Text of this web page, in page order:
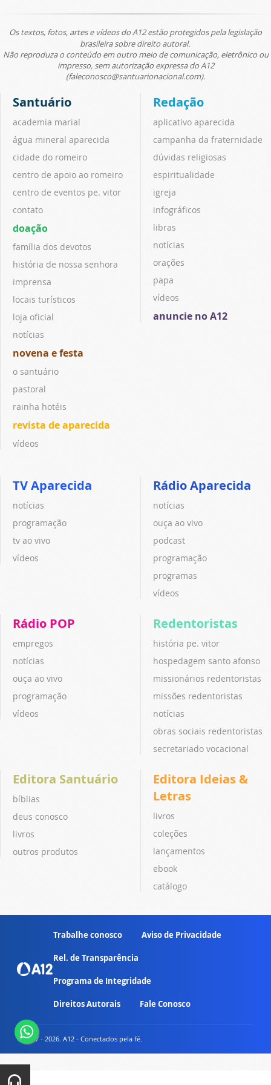
Os textos, fotos, artes e vídeos do A12 estão protegidos pela legislação
brasileira sobre direito autoral.
Não reproduza o conteúdo em outro meio de comunicação, eletrônico ou
impresso, sem autorização expressa do A12
(faleconosco@santuarionacional.com).
Santuário
academia marial
água mineral aparecida
cidade do romeiro
centro de apoio ao romeiro
centro de eventos pe. vitor
contato
doação
família dos devotos
história de nossa senhora
imprensa
locais turísticos
loja oficial
notícias
novena e festa
o santuário
pastoral
rainha hotéis
revista de aparecida
vídeos
Redação
aplicativo aparecida
campanha da fraternidade
dúvidas religiosas
espiritualidade
igreja
infográficos
libras
notícias
orações
papa
vídeos
anuncie no A12
TV Aparecida
notícias
programação
tv ao vivo
vídeos
Rádio Aparecida
notícias
ouça ao vivo
podcast
programação
programas
vídeos
Rádio POP
empregos
notícias
ouça ao vivo
programação
vídeos
Redentoristas
história pe. vitor
hospedagem santo afonso
missionários redentoristas
missões redentoristas
notícias
obras sociais redentoristas
secretariado vocacional
Editora Santuário
bíblias
deus conosco
livros
outros produtos
Editora Ideias &
Letras
livros
coleções
lançamentos
ebook
catálogo
Trabalhe conosco Aviso de Privacidade
Rel. de Transparência
Programa de Integridade
Direitos Autorais Fale Conosco
© 2007 - 2026. A12 - Conectados pela fé.